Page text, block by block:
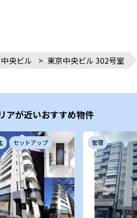
央ビル > 東京中央ビル 302号室
アが近いおすすめ物件
セットアップ 管理